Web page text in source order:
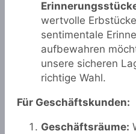
wertvolle
sentimentale
aufbewahren
unsere sicheren
richtige Wahl.
Für Geschäftskunden:
Geschäftsräume: